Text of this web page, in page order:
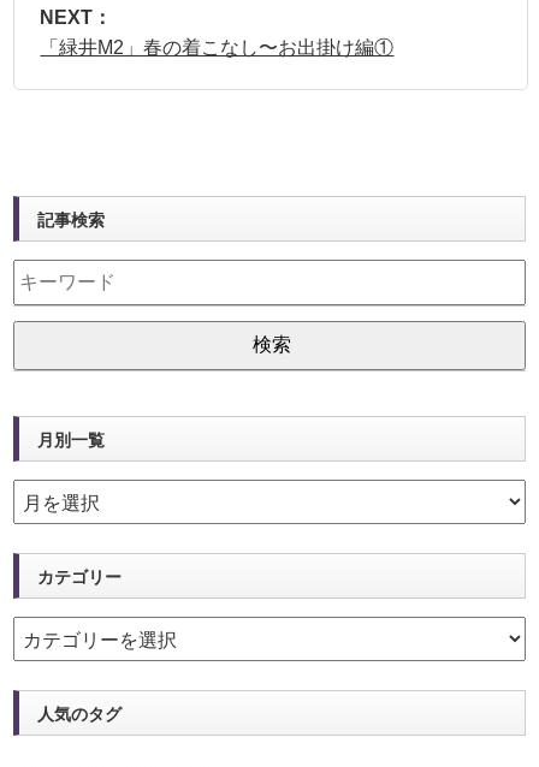
NEXT：
「緑井M2」春の着こなし〜お出掛け編①
記事検索
月別一覧
カテゴリー
人気のタグ